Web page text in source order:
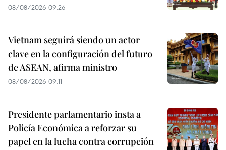
08/08/2026 09:26
Vietnam seguirá siendo un actor
clave en la configuración del futuro
de ASEAN, afirma ministro
08/08/2026 09:11
Presidente parlamentario insta a
Policía Económica a reforzar su
papel en la lucha contra corrupción